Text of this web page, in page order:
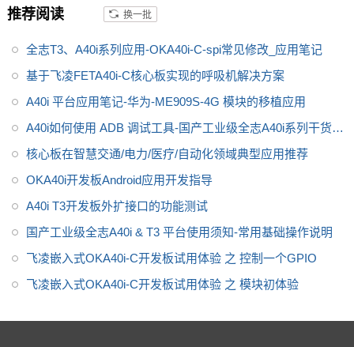
了Allwin在智能工业控制领域的成
-C开发板是飞凌推出的一款中国
芯，全国产级工业级开发板，适
推荐阅读 换一批
全志T3、A40i系列应用-OKA40i-C-spi常见修改_应用笔记
基于飞凌FETA40i-C核心板实现的呼吸机解决方案
A40i 平台应用笔记-华为-ME909S-4G 模块的移植应用
A40i如何使用 ADB 调试工具-国产工业级全志A40i系列干货分
享
核心板在智慧交通/电力/医疗/自动化领域典型应用推荐
OKA40i开发板Android应用开发指导
A40i T3开发板外扩接口的功能测试
国产工业级全志A40i & T3 平台使用须知-常用基础操作说明
飞凌嵌入式OKA40i-C开发板试用体验 之 控制一个GPIO
飞凌嵌入式OKA40i-C开发板试用体验 之 模块初体验